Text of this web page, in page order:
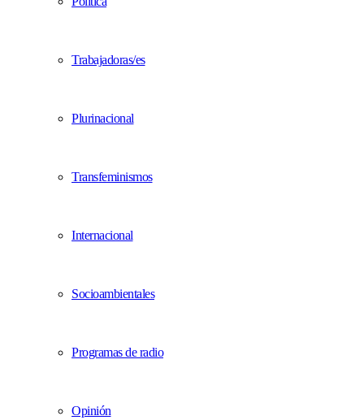
Trabajadoras/es
Plurinacional
Transfeminismos
Internacional
Socioambientales
Programas de radio
Opinión